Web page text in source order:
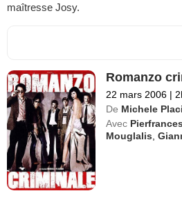
maîtresse Josy.
Romanzo
22 mars 2006 |
De Michele
Avec
Mouglalis ,